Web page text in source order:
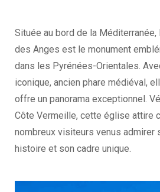
Située au bord de la Méditerranée,
des Anges est le monument
dans les Pyrénées-Orientales.
iconique, ancien phare médiéval,
offre un panorama exceptionnel.
Côte Vermeille, cette église attire
nombreux visiteurs venus admirer
histoire et son cadre unique.